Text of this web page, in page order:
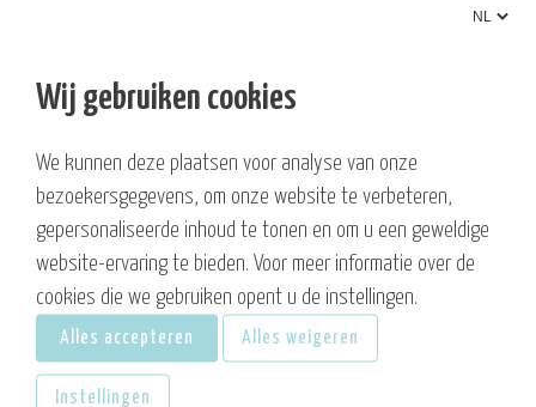
Renesse
Meewerkend leidinggevende bediening
Zeeuwse Stromen
Strandhotel aan zee in Zeeland – welkom bij De Zeeuwse
Stromen
Hotel De Zeeuwse Stromen > Sitemap
Wij gebruiken cookies
We kunnen deze plaatsen voor analyse van onze
bezoekersgegevens, om onze website te verbeteren,
gepersonaliseerde inhoud te tonen en om u een geweldige
website-ervaring te bieden. Voor meer informatie over de
cookies die we gebruiken opent u de instellingen.
Alles accepteren Alles weigeren
Instellingen